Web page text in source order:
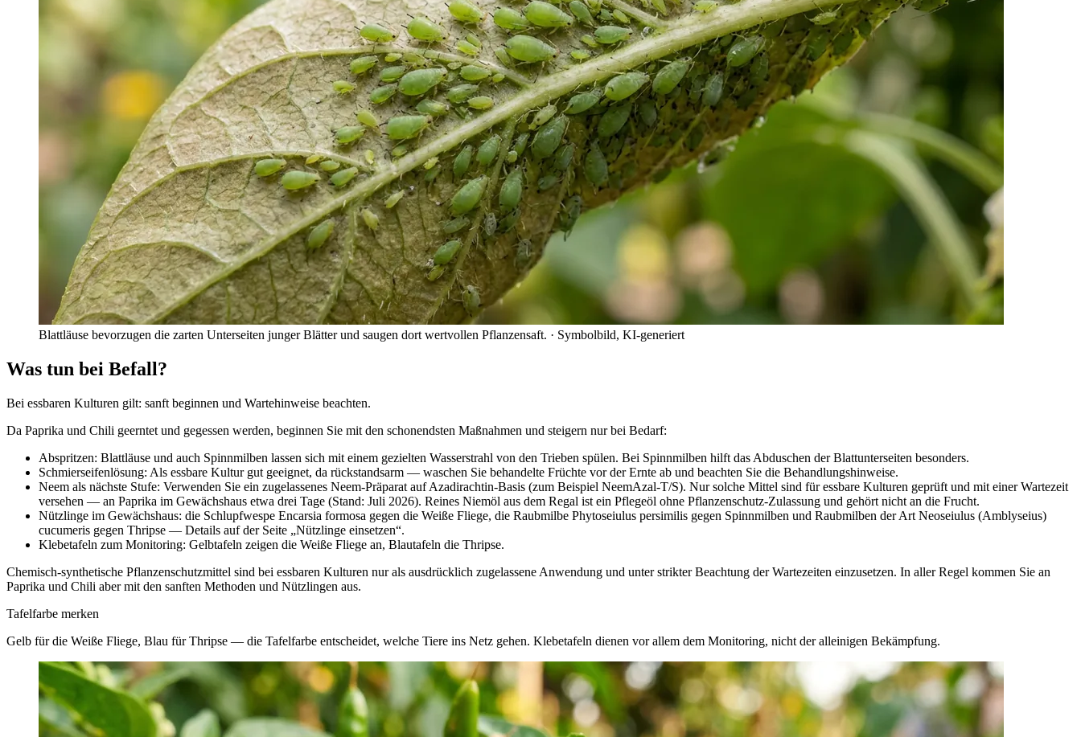
Blattläuse bevorzugen die zarten Unterseiten junger Blätter und saugen dort wertvollen Pflanzensaft. · Symbolbild, KI-generiert
Was tun bei Befall?
Bei essbaren Kulturen gilt: sanft beginnen und Wartehinweise beachten.
Da Paprika und Chili geerntet und gegessen werden, beginnen Sie mit den schonendsten Maßnahmen und steigern nur bei Bedarf:
Abspritzen: Blattläuse und auch Spinnmilben lassen sich mit einem gezielten Wasserstrahl von den Trieben spülen. Bei Spinnmilben hilft das Abduschen der Blattunterseiten besonders.
Schmierseifenlösung: Als essbare Kultur gut geeignet, da rückstandsarm — waschen Sie behandelte Früchte vor der Ernte ab und beachten Sie die Behandlungshinweise.
Neem als nächste Stufe: Verwenden Sie ein zugelassenes Neem-Präparat auf Azadirachtin-Basis (zum Beispiel NeemAzal-T/S). Nur solche Mittel sind für essbare Kulturen geprüft und mit einer Wartezeit
versehen — an Paprika im Gewächshaus etwa drei Tage (Stand: Juli 2026). Reines Niemöl aus dem Regal ist ein Pflegeöl ohne Pflanzenschutz-Zulassung und gehört nicht an die Frucht.
Nützlinge im Gewächshaus: die Schlupfwespe Encarsia formosa gegen die Weiße Fliege, die Raubmilbe Phytoseiulus persimilis gegen Spinnmilben und Raubmilben der Art Neoseiulus (Amblyseius)
cucumeris gegen Thripse — Details auf der Seite „Nützlinge einsetzen“.
Klebetafeln zum Monitoring: Gelbtafeln zeigen die Weiße Fliege an, Blautafeln die Thripse.
Chemisch-synthetische Pflanzenschutzmittel sind bei essbaren Kulturen nur als ausdrücklich zugelassene Anwendung und unter strikter Beachtung der Wartezeiten einzusetzen. In aller Regel kommen Sie an
Paprika und Chili aber mit den sanften Methoden und Nützlingen aus.
Tafelfarbe merken
Gelb für die Weiße Fliege, Blau für Thripse — die Tafelfarbe entscheidet, welche Tiere ins Netz gehen. Klebetafeln dienen vor allem dem Monitoring, nicht der alleinigen Bekämpfung.